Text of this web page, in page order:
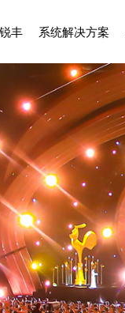
丰 系统解决方案